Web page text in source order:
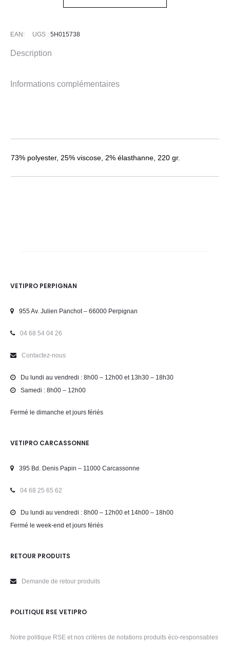
EAN: UGS : 5H015738
Description
Informations complémentaires
73% polyester, 25% viscose, 2% élasthanne, 220 gr.
VETIPRO PERPIGNAN
955 Av. Julien Panchot – 66000 Perpignan
04 68 54 04 26
Contactez-nous
Du lundi au vendredi : 8h00 – 12h00 et 13h30 – 18h30
Samedi : 8h00 – 12h00
Fermé le dimanche et jours fériés
VETIPRO CARCASSONNE
395 Bd. Denis Papin – 11000 Carcassonne
04 68 25 65 62
Du lundi au vendredi : 8h00 – 12h00 et 14h00 – 18h00
Fermé le week-end et jours fériés
RETOUR PRODUITS
Demande de retour produits
POLITIQUE RSE VETIPRO
Notre politique RSE et nos critères de notations produits éco-responsables